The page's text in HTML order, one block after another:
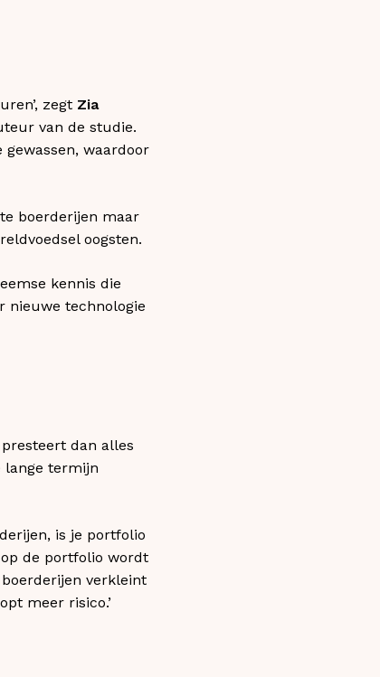
zegt Zia
van de studie.
waardoor
boerderijen maar
oogsten.
kennis die
nieuwe technologie
dan alles
lange termijn
is je portfolio
op de portfolio wordt
verkleint
meer risico.’